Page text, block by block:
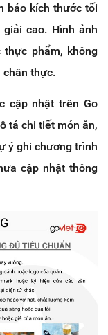
bảo kích thước tối
cao. Hình ảnh
phẩm, không
chân thực.
cập nhật trên Go
tả chi tiết món ăn,
ý ghi chương trình
cập nhật thông